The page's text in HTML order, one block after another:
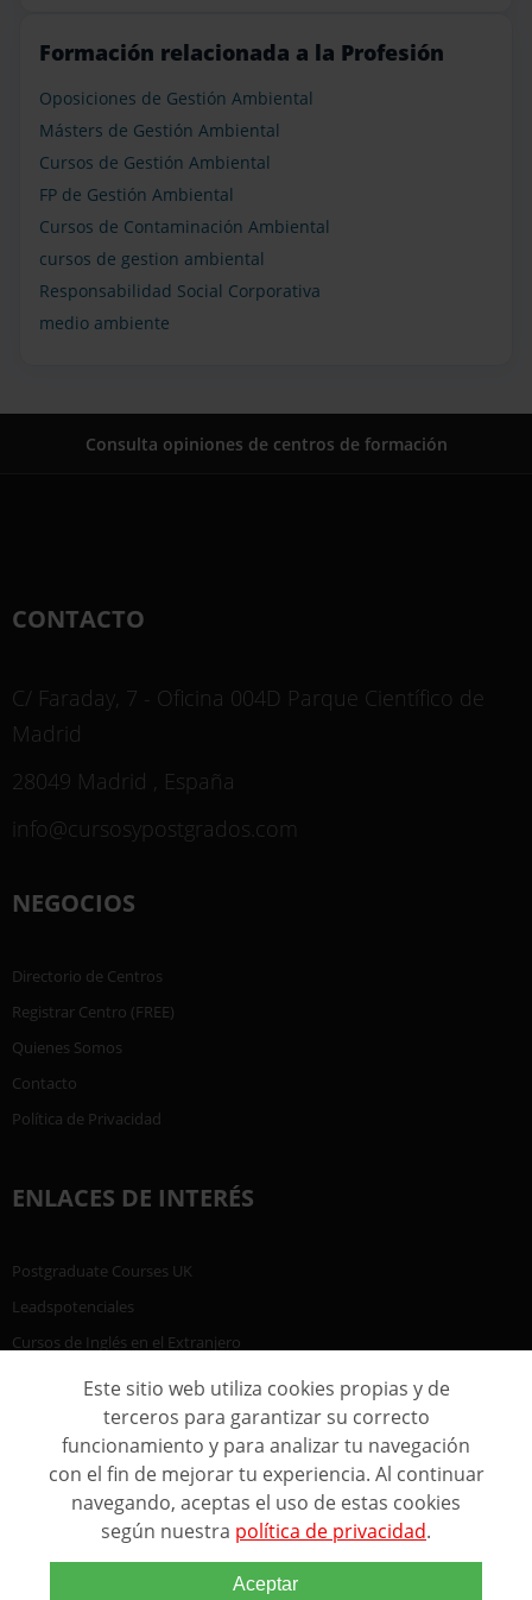
Formación relacionada a la Profesión
Oposiciones de Gestión Ambiental
Másters de Gestión Ambiental
Cursos de Gestión Ambiental
FP de Gestión Ambiental
Cursos de Contaminación Ambiental
cursos de gestion ambiental
Responsabilidad Social Corporativa
medio ambiente
Consulta opiniones de centros de formación
CONTACTO
C/ Faraday, 7 - Oficina 004D Parque Científico de
Madrid
28049 Madrid , España
info@cursosypostgrados.com
NEGOCIOS
Directorio de Centros
Registrar Centro (FREE)
Quienes Somos
Contacto
Política de Privacidad
ENLACES DE INTERÉS
Postgraduate Courses UK
Leadspotenciales
Cursos de Inglés en el Extranjero
Este sitio web utiliza cookies propias y de
terceros para garantizar su correcto
funcionamiento y para analizar tu navegación
con el fin de mejorar tu experiencia. Al continuar
navegando, aceptas el uso de estas cookies
según nuestra política de privacidad.
Aceptar